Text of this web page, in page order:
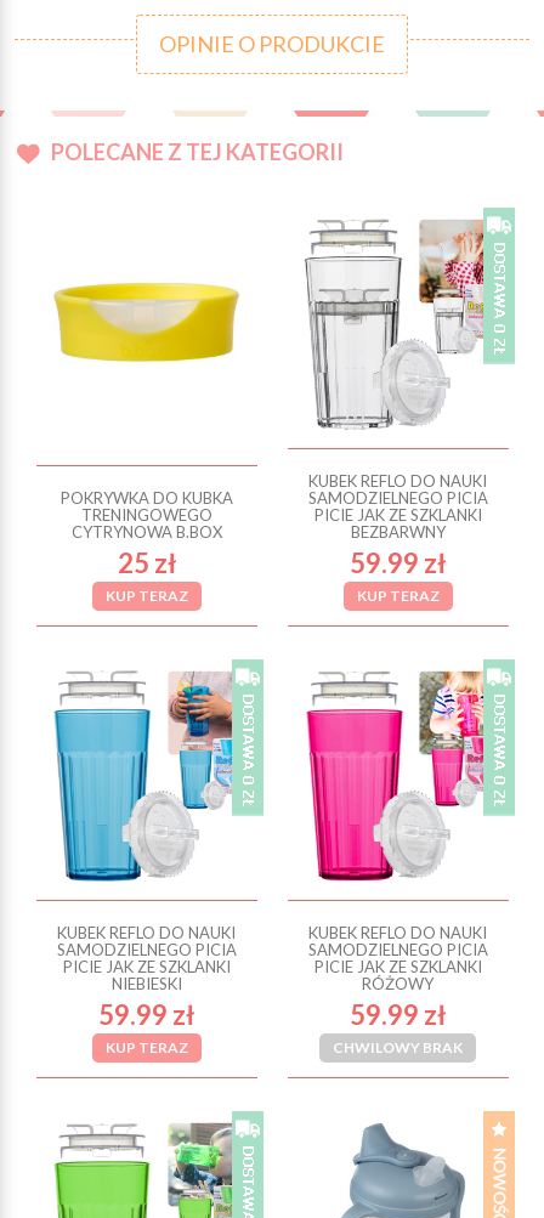
OPINIE O PRODUKCIE
POLECANE Z TEJ KATEGORII
POKRYWKA DO KUBKA
TRENINGOWEGO
CYTRYNOWA B.BOX
25 zł
KUP TERAZ
KUBEK REFLO DO NAUKI
SAMODZIELNEGO PICIA
PICIE JAK ZE SZKLANKI
BEZBARWNY
59.99 zł
KUP TERAZ
KUBEK REFLO DO NAUKI
SAMODZIELNEGO PICIA
PICIE JAK ZE SZKLANKI
NIEBIESKI
59.99 zł
KUP TERAZ
KUBEK REFLO DO NAUKI
SAMODZIELNEGO PICIA
PICIE JAK ZE SZKLANKI
RÓŻOWY
59.99 zł
CHWILOWY BRAK